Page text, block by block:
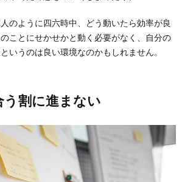
のように四六時中、どう動いたら効率が良
ことにせかせかと動く必要がなく、自分の
いうのは良い環境なのかもしれません。
う割に進まない